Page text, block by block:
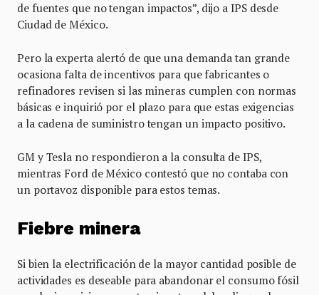
de fuentes que no tengan impactos”, dijo a IPS desde
Ciudad de México.
Pero la experta alertó de que una demanda tan grande
ocasiona falta de incentivos para que fabricantes o
refinadores revisen si las mineras cumplen con normas
básicas e inquirió por el plazo para que estas exigencias
a la cadena de suministro tengan un impacto positivo.
GM y Tesla no respondieron a la consulta de IPS,
mientras Ford de México contestó que no contaba con
un portavoz disponible para estos temas.
Fiebre minera
Si bien la electrificación de la mayor cantidad posible de
actividades es deseable para abandonar el consumo fósil